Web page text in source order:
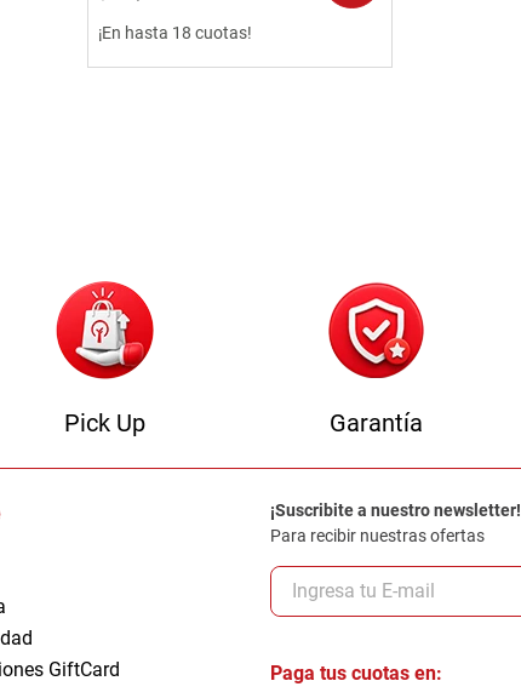
¡En hasta 18 cuotas!
Pick Up Garantía
GiftCard
¡Suscribite a nuestro newsletter!
Para recibir nuestras ofertas
Paga tus cuotas en: